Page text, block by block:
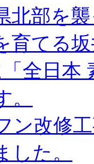
北部を
育てる
全日本
ン改修
した。